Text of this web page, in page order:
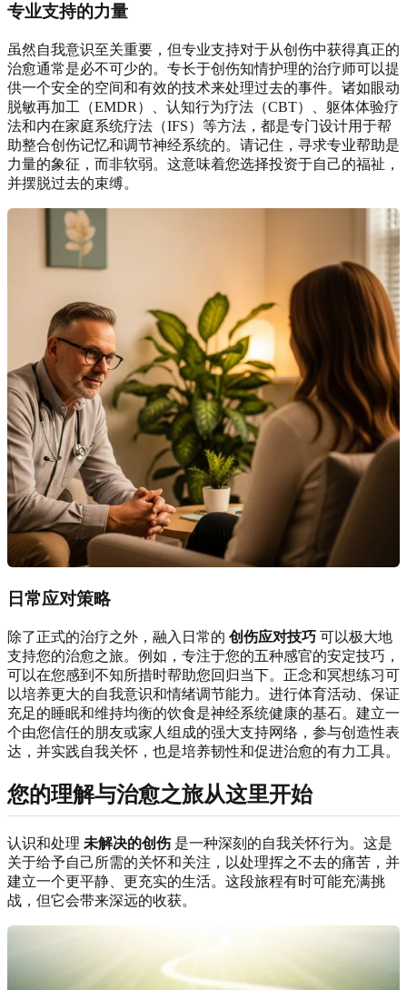
专业支持的力量
虽然自我意识至关重要，但专业支持对于从创伤中获得真正的
治愈通常是必不可少的。专长于创伤知情护理的治疗师可以提
供一个安全的空间和有效的技术来处理过去的事件。诸如眼动
脱敏再加工（EMDR）、认知行为疗法（CBT）、躯体体验疗
法和内在家庭系统疗法（IFS）等方法，都是专门设计用于帮
助整合创伤记忆和调节神经系统的。请记住，寻求专业帮助是
力量的象征，而非软弱。这意味着您选择投资于自己的福祉，
并摆脱过去的束缚。
日常应对策略
除了正式的治疗之外，融入日常的 创伤应对技巧 可以极大地
支持您的治愈之旅。例如，专注于您的五种感官的安定技巧，
可以在您感到不知所措时帮助您回归当下。正念和冥想练习可
以培养更大的自我意识和情绪调节能力。进行体育活动、保证
充足的睡眠和维持均衡的饮食是神经系统健康的基石。建立一
个由您信任的朋友或家人组成的强大支持网络，参与创造性表
达，并实践自我关怀，也是培养韧性和促进治愈的有力工具。
您的理解与治愈之旅从这里开始
认识和处理 未解决的创伤是一种深刻的自我关怀行为。这是
关于给予自己所需的关怀和关注，以处理挥之不去的痛苦，并
建立一个更平静、更充实的生活。这段旅程有时可能充满挑
战，但它会带来深远的收获。